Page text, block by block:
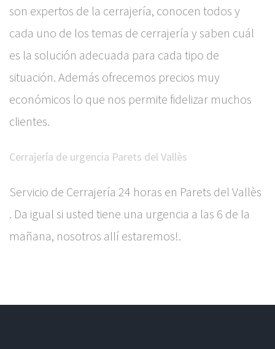
son expertos de la cerrajería, conocen todos y
cada uno de los temas de cerrajería y saben cuál
es la solución adecuada para cada tipo de
situación. Además ofrecemos precios muy
económicos lo que nos permite fidelizar muchos
clientes.
Cerrajería de urgencia Parets del Vallès
Servicio de Cerrajería 24 horas en Parets del Vallès
. Da igual si usted tiene una urgencia a las 6 de la
mañana, nosotros allí estaremos!.